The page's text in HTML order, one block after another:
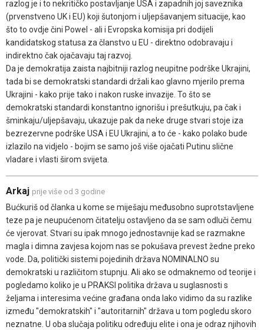
razlog je i to nekritičko postavljanje USA i zapadnih joj saveznika
(prvenstveno UK i EU) koji šutonjom i uljepšavanjem situacije, kao
što to ovdje čini Powel - ali i Evropska komisija pri dodijeli
kandidatskog statusa za članstvo u EU - direktno odobravaju i
indirektno čak ojačavaju taj razvoj.
Da je demokratija zaista najbitniji razlog neupitne podrške Ukrajini,
tada bi se demokratski standardi držali kao glavno mjerilo prema
Ukrajini - kako prije tako i nakon ruske invazije. To što se
demokratski standardi konstantno ignorišu i prešutkuju, pa čak i
šminkaju/uljepšavaju, ukazuje pak da neke druge stvari stoje iza
bezrezervne podrške USA i EU Ukrajini, a to će - kako polako bude
izlazilo na vidjelo - bojim se samo još više ojačati Putinu slične
vladare i vlasti širom svijeta.
Arkaj prije više od 3 godine
Bućkuriš od članka u kome se miješaju međusobno suprotstavljene
teze pa je neupućenom čitatelju ostavljeno da se sam odluči čemu
će vjerovat. Stvari su ipak mnogo jednostavnije kad se razmakne
magla i dimna zavjesa kojom nas se pokušava prevest žedne preko
vode. Da, politički sistemi pojedinih država NOMINALNO su
demokratski u različitom stupnju. Ali ako se odmaknemo od teorije i
pogledamo koliko je u PRAKSI politika država u suglasnosti s
željama i interesima većine građana onda lako vidimo da su razlike
između "demokratskih" i "autoritarnih" država u tom pogledu skoro
neznatne. U oba slučaja politiku određuju elite i ona je odraz njihovih